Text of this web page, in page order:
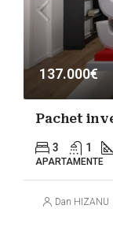
137.000€
3 1
APARTAMENTE
Dan HIZANU